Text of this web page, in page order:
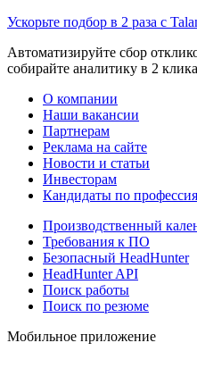
Ускорьте подбор в 2 раза с
Автоматизируйте сбор
собирайте аналитику в 2 клика
О компании
Наши вакансии
Партнерам
Реклама на сайте
Новости и статьи
Инвесторам
Кандидаты по
Производственный
Требования к ПО
Безопасный HeadHunter
HeadHunter API
Поиск работы
Поиск по резюме
Мобильное приложение